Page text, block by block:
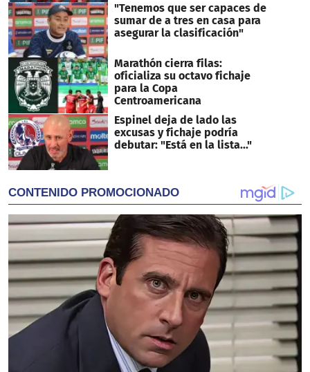
"Tenemos que ser capaces de
sumar de a tres en casa para
asegurar la clasificación"
Marathón cierra filas:
oficializa su octavo fichaje
para la Copa
Centroamericana
Espinel deja de lado las
excusas y fichaje podría
debutar: "Está en la lista..."